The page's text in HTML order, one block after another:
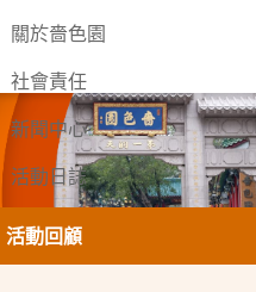
關於嗇色園
社會責任
新聞中心
活動日誌
聯絡我們
活動回顧